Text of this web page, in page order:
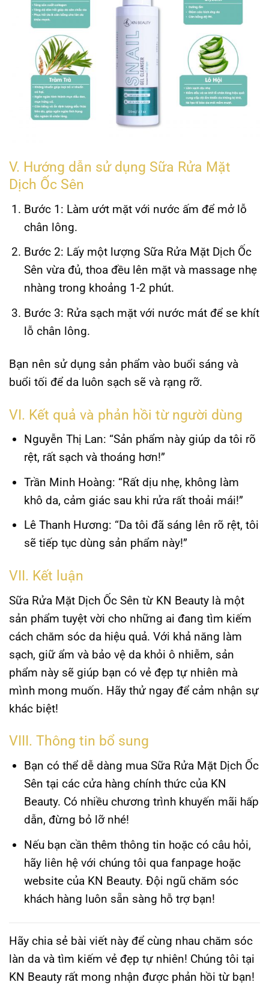
V. Hướng dẫn sử dụng Sữa Rửa Mặt
Dịch Ốc Sên
Bước 1: Làm ướt mặt với nước ấm để mở lỗ
chân lông.
Bước 2: Lấy một lượng Sữa Rửa Mặt Dịch Ốc
Sên vừa đủ, thoa đều lên mặt và massage nhẹ
nhàng trong khoảng 1-2 phút.
Bước 3: Rửa sạch mặt với nước mát để se khít
lỗ chân lông.
Bạn nên sử dụng sản phẩm vào buổi sáng và
buổi tối để da luôn sạch sẽ và rạng rỡ.
VI. Kết quả và phản hồi từ người dùng
Nguyễn Thị Lan: “Sản phẩm này giúp da tôi rõ
rệt, rất sạch và thoáng hơn!”
Trần Minh Hoàng: “Rất dịu nhẹ, không làm
khô da, cảm giác sau khi rửa rất thoải mái!”
Lê Thanh Hương: “Da tôi đã sáng lên rõ rệt, tôi
sẽ tiếp tục dùng sản phẩm này!”
VII. Kết luận
Sữa Rửa Mặt Dịch Ốc Sên từ KN Beauty là một
sản phẩm tuyệt vời cho những ai đang tìm kiếm
cách chăm sóc da hiệu quả. Với khả năng làm
sạch, giữ ẩm và bảo vệ da khỏi ô nhiễm, sản
phẩm này sẽ giúp bạn có vẻ đẹp tự nhiên mà
mình mong muốn. Hãy thử ngay để cảm nhận sự
khác biệt!
VIII. Thông tin bổ sung
Bạn có thể dễ dàng mua Sữa Rửa Mặt Dịch Ốc
Sên tại các cửa hàng chính thức của KN
Beauty. Có nhiều chương trình khuyến mãi hấp
dẫn, đừng bỏ lỡ nhé!
Nếu bạn cần thêm thông tin hoặc có câu hỏi,
hãy liên hệ với chúng tôi qua fanpage hoặc
website của KN Beauty. Đội ngũ chăm sóc
khách hàng luôn sẵn sàng hỗ trợ bạn!
Hãy chia sẻ bài viết này để cùng nhau chăm sóc
làn da và tìm kiếm vẻ đẹp tự nhiên! Chúng tôi tại
KN Beauty rất mong nhận được phản hồi từ bạn!